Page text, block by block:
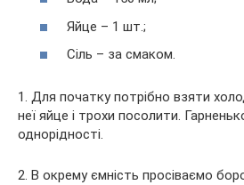
Яйце – 1 шт.;
Сіль – за смаком.
1. Для початку потрібно взяти
неї яйце і трохи посолити.
однорідності.
2. В окрему ємність просіваємо